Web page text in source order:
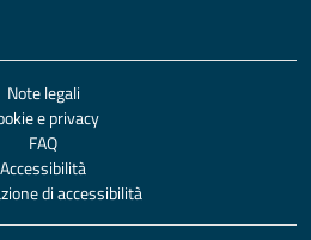
Note legali
e privacy
FAQ
Accessibilità
di accessibilità